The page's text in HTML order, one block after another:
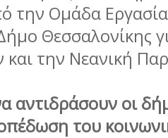
την Ομάδα
Θεσσαλονίκης
την Νεανική
αντιδράσουν οι
του